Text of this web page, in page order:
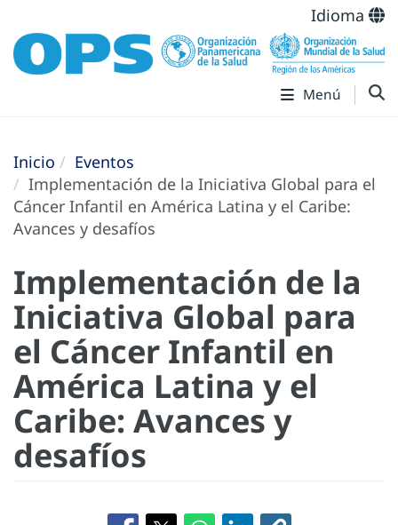
Idioma
Menú
Inicio
Eventos
Implementación de la Iniciativa Global para el
Cáncer Infantil en América Latina y el Caribe:
Avances y desafíos
Implementación de la
Iniciativa Global para
el Cáncer Infantil en
América Latina y el
Caribe: Avances y
desafíos